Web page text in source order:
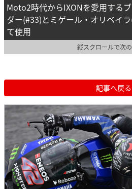
Moto2時代からIXONを愛用する
ダー(#33)とミゲール・オリベイ
て使用
縦スクロールで次
記事へ戻る